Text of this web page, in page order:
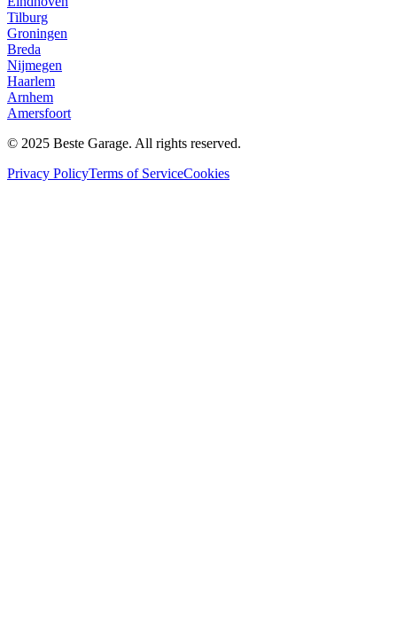
Tilburg
Groningen
Breda
Nijmegen
Haarlem
Arnhem
Amersfoort
© 2025 Beste Garage. All rights reserved.
Privacy PolicyTerms of ServiceCookies